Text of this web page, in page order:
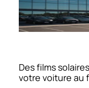
Des films
votre voiture au